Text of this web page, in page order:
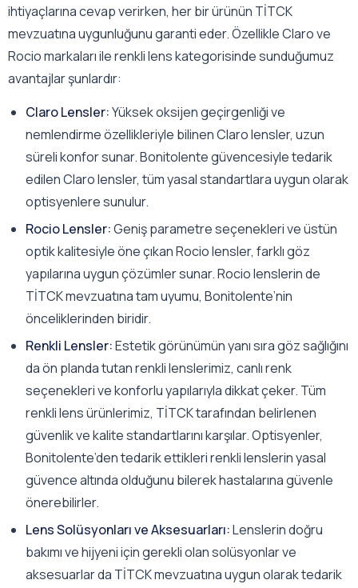
ihtiyaçlarına cevap verirken, her bir ürünün TİTCK
mevzuatına uygunluğunu garanti eder. Özellikle Claro ve
Rocio markaları ile renkli lens kategorisinde sunduğumuz
avantajlar şunlardır:
Claro Lensler:Yüksek oksijen geçirgenliği ve
nemlendirme özellikleriyle bilinen Claro lensler, uzun
süreli konfor sunar. Bonitolente güvencesiyle tedarik
edilen Claro lensler, tüm yasal standartlara uygun olarak
optisyenlere sunulur.
Rocio Lensler:Geniş parametre seçenekleri ve üstün
optik kalitesiyle öne çıkan Rocio lensler, farklı göz
yapılarına uygun çözümler sunar. Rocio lenslerin de
TİTCK mevzuatına tam uyumu, Bonitolente’nin
önceliklerinden biridir.
Renkli Lensler:Estetik görünümün yanı sıra göz sağlığını
da ön planda tutan renkli lenslerimiz, canlı renk
seçenekleri ve konforlu yapılarıyla dikkat çeker. Tüm
renkli lens ürünlerimiz, TİTCK tarafından belirlenen
güvenlik ve kalite standartlarını karşılar. Optisyenler,
Bonitolente’den tedarik ettikleri renkli lenslerin yasal
güvence altında olduğunu bilerek hastalarına güvenle
önerebilirler.
Lens Solüsyonları ve Aksesuarları:Lenslerin doğru
bakımı ve hijyeni için gerekli olan solüsyonlar ve
aksesuarlar da TİTCK mevzuatına uygun olarak tedarik